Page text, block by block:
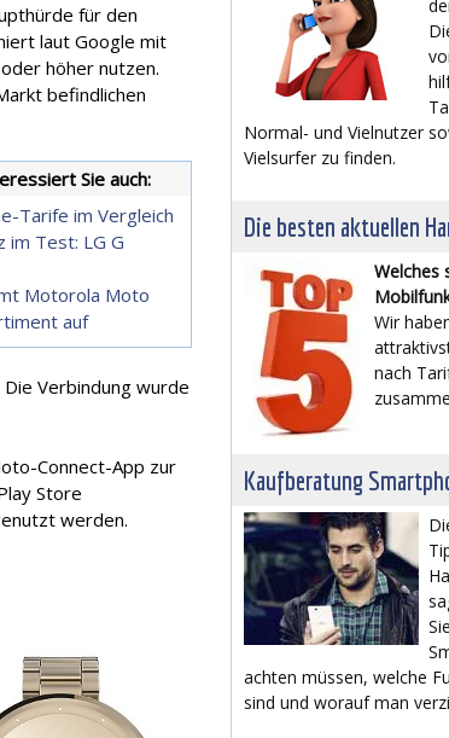
für den
laut Google mit
höher nutzen.
befindlichen
Sie auch:
Tarife im Vergleich
im Test: LG G
Motorola Moto
auf
Die Verbindung wurde
Connect-App zur
Store
werden.
Normal- und Vielnutzer
Vielsurfer zu finden.
Die besten aktuellen
Welches
Wir
nach
Kaufberatung
achten müssen, welche
sind und worauf man